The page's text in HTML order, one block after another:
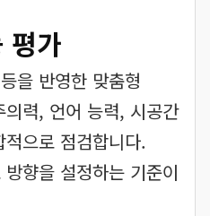
평가
을 반영한 맞춤형
력, 언어 능력, 시공간
으로 점검합니다.
향을 설정하는 기준이